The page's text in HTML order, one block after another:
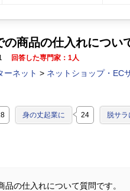
商品の仕入れについ
回答した専門家：1人
ーネット > ネットショップ・EC
身の丈起業に 24 脱サラ
品の仕入れについて質問です。